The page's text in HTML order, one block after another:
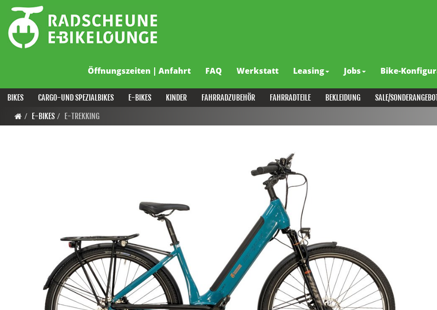
Öffnungszeiten | Anfahrt FAQ Werkstatt Leasing Jobs Bike-
BIKES CARGO-UND SPEZIALBIKES E-BIKES KINDER FAHRRADZUBEHÖR FAHRRADTEILE BEKLEIDUNG SALE/
E-BIKES
E-TREKKING